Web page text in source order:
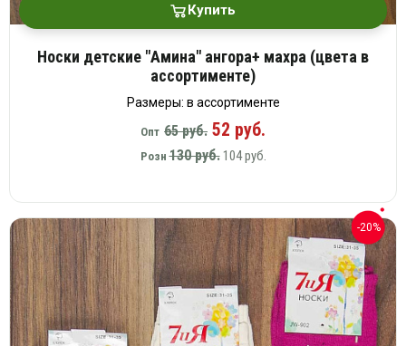
Купить
Носки детские "Амина" ангора+ махра (цвета в
ассортименте)
Размеры: в ассортименте
Опт 65 руб. 52 руб.
Розн 130 руб.104 руб.
-20%